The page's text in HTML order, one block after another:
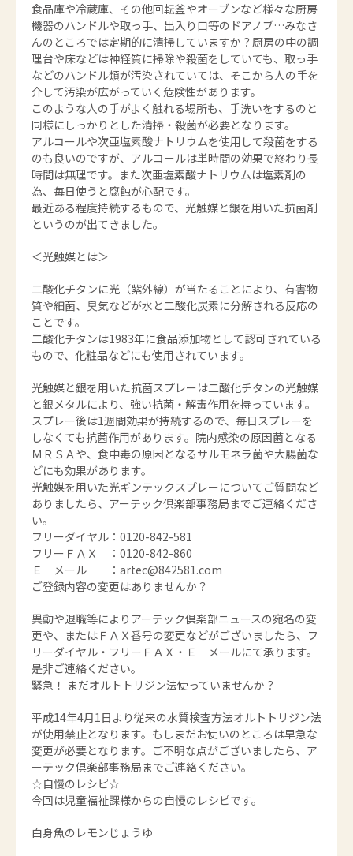
食品庫や冷蔵庫、その他回転釜やオーブンなど様々な厨房
機器のハンドルや取っ手、出入り口等のドアノブ…みなさ
んのところでは定期的に清掃していますか？厨房の中の調
理台や床などは神経質に掃除や殺菌をしていても、取っ手
などのハンドル類が汚染されていては、そこから人の手を
介して汚染が広がっていく危険性があります。
このような人の手がよく触れる場所も、手洗いをするのと
同様にしっかりとした清掃・殺菌が必要となります。
アルコールや次亜塩素酸ナトリウムを使用して殺菌をする
のも良いのですが、アルコールは単時間の効果で終わり長
時間は無理です。また次亜塩素酸ナトリウムは塩素剤の
為、毎日使うと腐蝕が心配です。
最近ある程度持続するもので、光触媒と銀を用いた抗菌剤
というのが出てきました。
＜光触媒とは＞
二酸化チタンに光（紫外線）が当たることにより、有害物
質や細菌、臭気などが水と二酸化炭素に分解される反応の
ことです。
二酸化チタンは1983年に食品添加物として認可されている
もので、化粧品などにも使用されています。
光触媒と銀を用いた抗菌スプレーは二酸化チタンの光触媒
と銀メタルにより、強い抗菌・解毒作用を持っています。
スプレー後は1週間効果が持続するので、毎日スプレーを
しなくても抗菌作用があります。院内感染の原因菌となる
ＭＲＳＡや、食中毒の原因となるサルモネラ菌や大腸菌な
どにも効果があります。
光触媒を用いた光ギンテックスプレーについてご質問など
ありましたら、アーテック倶楽部事務局までご連絡くださ
い。
フリーダイヤル：0120-842-581
フリーＦＡＸ ：0120-842-860
Ｅ－メール ：artec@842581.com
ご登録内容の変更はありませんか？
異動や退職等によりアーテック倶楽部ニュースの宛名の変
更や、またはＦＡＸ番号の変更などがございましたら、フ
リーダイヤル・フリーＦＡＸ・Ｅ－メールにて承ります。
是非ご連絡ください。
緊急！ まだオルトトリジン法使っていませんか？
平成14年4月1日より従来の水質検査方法オルトトリジン法
が使用禁止となります。もしまだお使いのところは早急な
変更が必要となります。ご不明な点がございましたら、ア
ーテック倶楽部事務局までご連絡ください。
☆自慢のレシピ☆
今回は児童福祉課様からの自慢のレシピです。
白身魚のレモンじょうゆ